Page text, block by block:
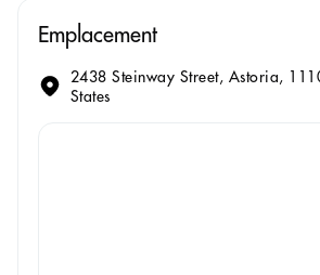
Emplacement
2438 Steinway Street, Astoria,
States